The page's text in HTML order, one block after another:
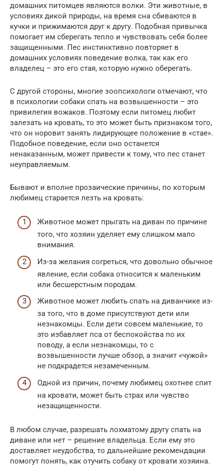
домашних питомцев являются волки. Эти животные, в
условиях дикой природы, на время сна сбиваются в
кучки и прижимаются друг к другу. Подобная привычка
помогает им сберегать тепло и чувствовать себя более
защищенными. Пес инстинктивно повторяет в
домашних условиях поведение волка, так как его
владелец – это его стая, которую нужно оберегать.
С другой стороны, многие зоопсихологи отмечают, что
в психологии собаки спать на возвышенности – это
привилегия вожаков. Поэтому если питомец любит
залезать на кровать, то это может быть признаком того,
что он норовит занять лидирующее положение в «стае».
Подобное поведение, если оно останется
ненаказанным, может привести к тому, что пес станет
неуправляемым.
Бывают и вполне прозаические причины, по которым
любимец старается лезть на кровать:
Животное может прыгать на диван по причине
того, что хозяин уделяет ему слишком мало
внимания.
Из-за желания согреться, что довольно обычное
явление, если собака относится к маленьким
или бесшерстным породам.
Животное может любить спать на диванчике из-
за того, что в доме присутствуют дети или
незнакомцы. Если дети совсем маленькие, то
это избавляет пса от беспокойства по их
поводу, а если незнакомцы, то с
возвышенности лучше обзор, а значит «чужой»
не подкрадется незамеченным.
Одной из причин, почему любимец охотнее спит
на кровати, может быть страх или чувство
незащищенности.
В любом случае, разрешать лохматому другу спать на
диване или нет – решение владельца. Если ему это
доставляет неудобства, то дальнейшие рекомендации
помогут понять, как отучить собаку от кровати хозяина.